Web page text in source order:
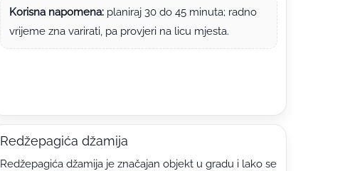
Korisna napomena: planiraj 30 do 45 minuta; radno
vrijeme zna varirati, pa provjeri na licu mjesta.
Redžepagića džamija
Redžepagića džamija je značajan objekt u gradu i lako se